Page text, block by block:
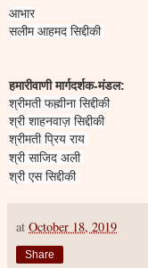
आभार
सलीम आहमद सिद्दीकी
हमारीवाणी मार्गदर्शक-मंडल:
श्रीमती फह्मीना सिद्दीकी
श्री शाहनवाज़ सिद्दीकी
श्रीमती प्रिय राय
श्री साजिद अली
श्री एस सिद्दीकी
at October 18, 2019
Share